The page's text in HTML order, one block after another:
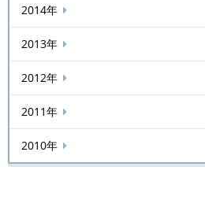
2014年
2013年
2012年
2011年
2010年